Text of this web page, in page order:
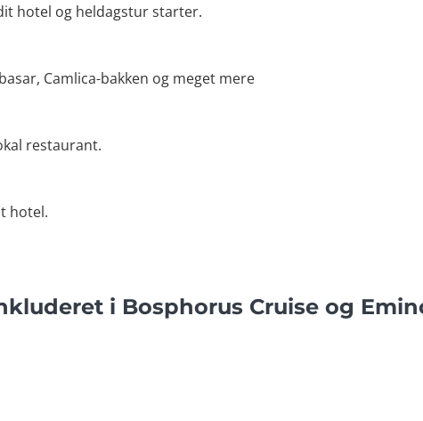
hotel og heldagstur starter.
Camlica-bakken og meget mere
restaurant.
hotel.
i Bosphorus Cruise og